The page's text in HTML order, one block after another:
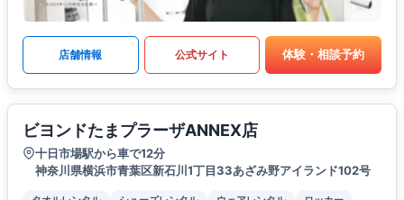
店舗情報 公式サイト 体験・相談予約
ビヨンドたまプラーザANNEX店
十日市場駅から車で12分
神奈川県横浜市青葉区新石川1丁目33あざみ野アイランド102号